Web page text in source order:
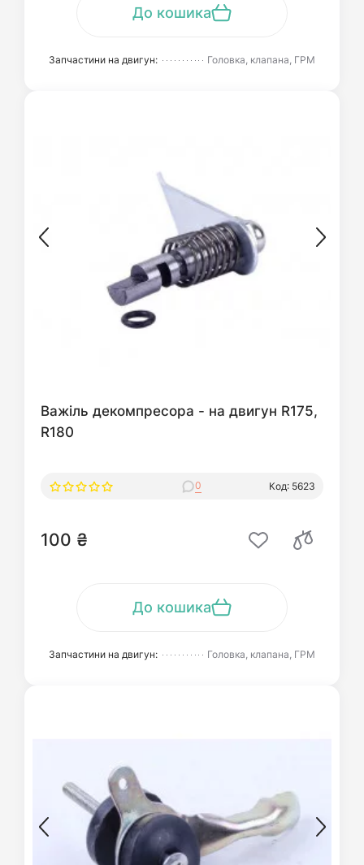
До кошика
Запчастини на двигун: Головка, клапана, ГРМ
Важіль декомпресора - на двигун R175,
R180
0 Код: 5623
100 ₴
До кошика
Запчастини на двигун: Головка, клапана, ГРМ